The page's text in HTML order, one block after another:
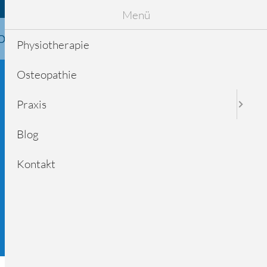
Ihr direkter Draht in unsere Praxis:
Praxis
Menü
Physiotherapie
Osteopathie
Praxis
Blog
Kontakt